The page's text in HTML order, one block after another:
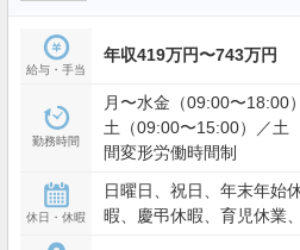
給与・手当
年収419万円〜743万円
勤務時間
月〜水金（09:00〜18:00
土（09:00〜15:00）／
間変形労働時間制
休日・休暇
日曜日、祝日、年末年始
暇、慶弔休暇、育児休業